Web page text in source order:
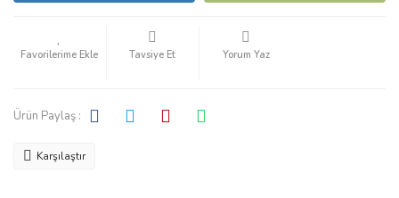
Tavsiye Et Yorum Yaz
Ürün Paylaş :
Karşılaştır